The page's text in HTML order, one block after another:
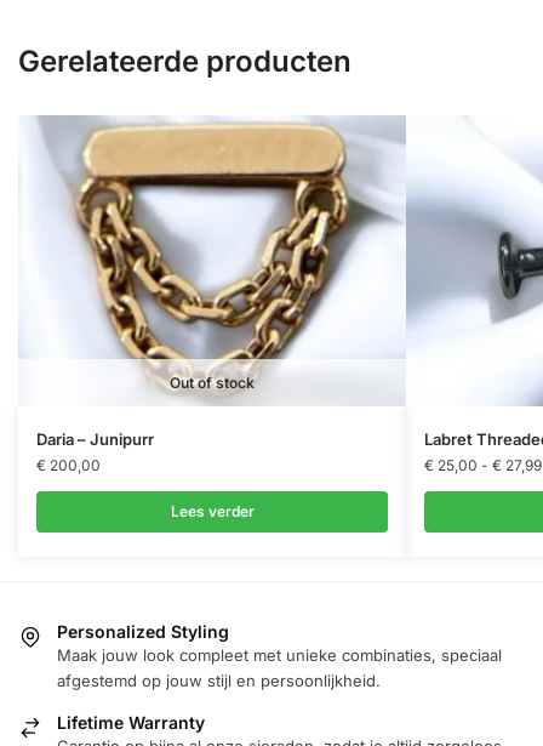
Gerelateerde producten
Out of stock
Daria – Junipurr
€ 200,00
Lees verder
Labret
€ 25,00 - € 27,99
Dit
product
heeft
meerdere
gekozen
Personalized Styling
Maak jouw look compleet met unieke combinaties, speciaal
afgestemd op jouw stijl en persoonlijkheid.
Lifetime Warranty